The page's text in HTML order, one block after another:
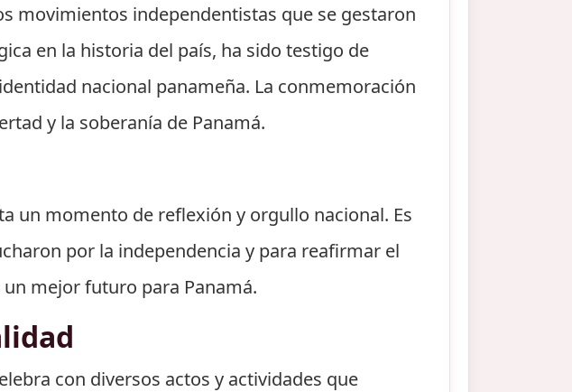
movimientos independentistas que se gestaron
en la historia del país, ha sido testigo de
nacional panameña. La conmemoración
y la soberanía de Panamá.
un momento de reflexión y orgullo nacional. Es
por la independencia y para reafirmar el
mejor futuro para Panamá.
con diversos actos y actividades que